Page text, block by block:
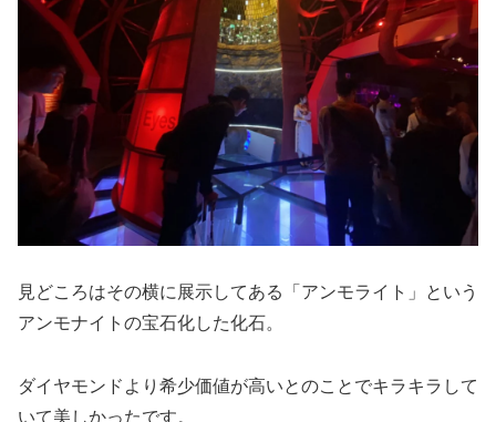
見どころはその横に展示してある「アンモライト」という
アンモナイトの宝石化した化石。
ダイヤモンドより希少価値が高いとのことでキラキラして
いて美しかったです。